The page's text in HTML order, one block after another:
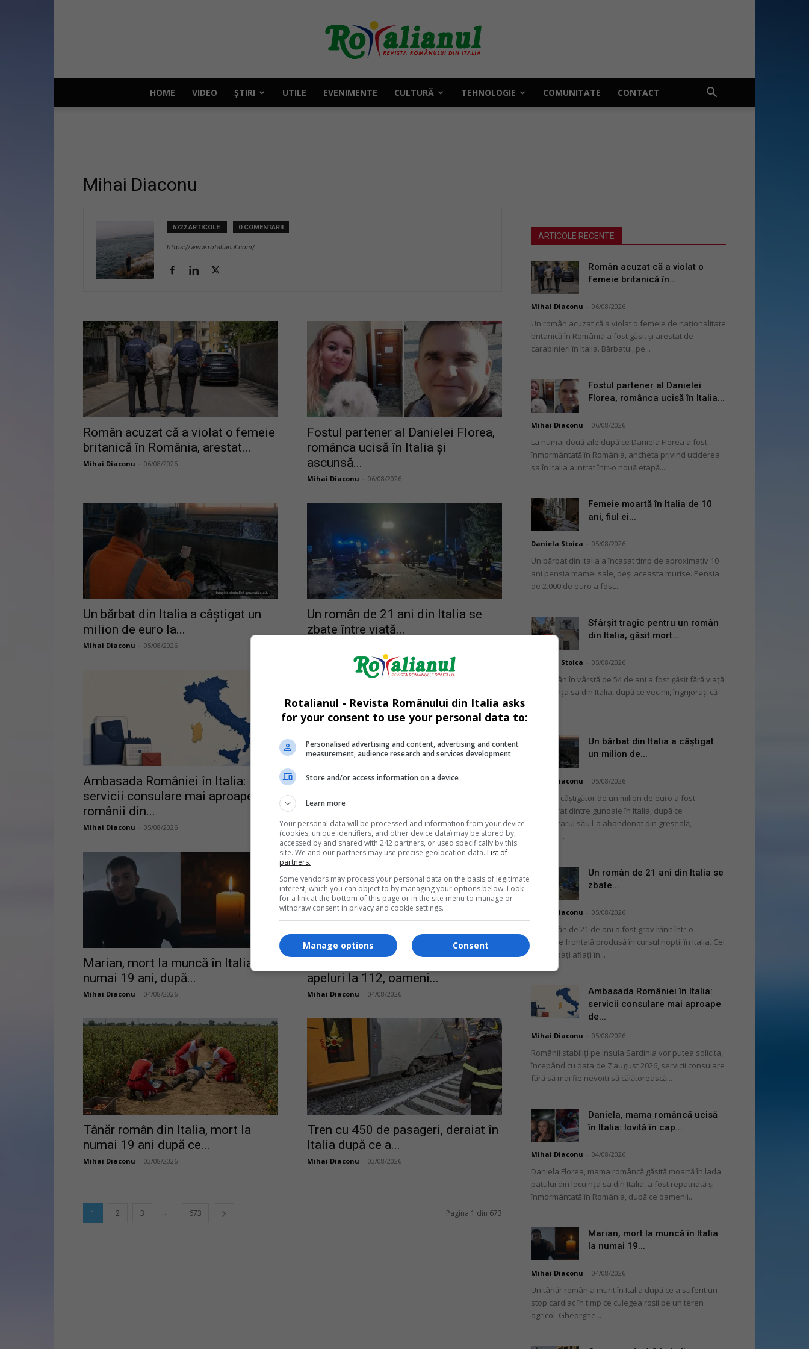
Rotalianul
românului
din
HOME VIDEO ȘTIRI UTILE EVENIMENTE CULTURĂ TEHNOLOGIE COMUNITATE CONTACT
Mihai Diaconu
6722 ARTICOLE 0 COMENTARII
https://www.rotalianul.com/
Român acuzat că a violat o femeie
britanică în România, arestat...
Mihai Diaconu 06/08/2026
Fostul partener al Danielei Florea,
românca ucisă în Italia și
ascunsă...
Mihai Diaconu 06/08/2026
Un bărbat din Italia a câștigat un
milion de euro la...
Mihai Diaconu 05/08/2026
Un român de 21 ani din Italia se
zbate între viață...
Ambasada României în Italia:
servicii consulare mai aproape de
românii din...
Mihai Diaconu 05/08/2026
Daniela, mama româncă ucisă în
Marian, mort la muncă în Italia la
numai 19 ani, după...
Mihai Diaconu 04/08/2026
apeluri la 112, oameni...
Mihai Diaconu 04/08/2026
Tânăr român din Italia, mort la
numai 19 ani după ce...
Mihai Diaconu 03/08/2026
Tren cu 450 de pasageri, deraiat în
Italia după ce a...
Mihai Diaconu 03/08/2026
1 2 3 ... 673 Pagina 1 din 673
ARTICOLE RECENTE
Român acuzat că a violat o
femeie britanică în...
Mihai Diaconu 06/08/2026
Un român acuzat că a violat o femeie de naționalitate
britanică în România a fost găsit și arestat de
carabinieri în Italia. Bărbatul, pe...
Fostul partener al Danielei
Florea, românca ucisă în Italia...
Mihai Diaconu 06/08/2026
La numai două zile după ce Daniela Florea a fost
înmormântată în România, ancheta privind uciderea
sa în Italia a intrat într-o nouă etapă....
Femeie moartă în Italia de 10
ani, fiul ei...
Daniela Stoica 05/08/2026
Un bărbat din Italia a încasat timp de aproximativ 10
ani pensia mamei sale, deși aceasta murise. Pensia
de 2.000 de euro a fost...
Sfârșit tragic pentru un român
din Italia, găsit mort...
Daniela Stoica 05/08/2026
Un român în vârstă de 54 de ani a fost găsit fără viață
în locuința sa din Italia, după ce vecinii, îngrijorați că
Un bărbat din Italia a câștigat
un milion de...
Mihai Diaconu 05/08/2026
Un bilet câștigător de un milion de euro a fost
recuperat dintre gunoaie în Italia, după ce
proprietarul său l-a abandonat din greșeală,
convins...
Un român de 21 ani din Italia se
zbate...
Mihai Diaconu 05/08/2026
Un român de 21 de ani a fost grav rănit într-o
coliziune frontală produsă în cursul nopții în Italia. Cei
doi bărbați aflați în...
Ambasada României în Italia:
servicii consulare mai aproape
de...
Mihai Diaconu 05/08/2026
Românii stabiliți pe insula Sardinia vor putea solicita,
începând cu data de 7 august 2026, servicii consulare
fără să mai fie nevoiți să călătorească...
Daniela, mama româncă ucisă
în Italia: lovită în cap...
Mihai Diaconu 04/08/2026
Daniela Florea, mama româncă găsită moartă în lada
patului din locuința sa din Italia, a fost repatriată și
înmormântată în România, după ce oamenii...
Marian, mort la muncă în Italia
la numai 19...
Mihai Diaconu 04/08/2026
Un tânăr român a murit în Italia după ce a suferit un
stop cardiac în timp ce culegea roșii pe un teren
agricol. Gheorghe...
Rotalianul - Revista Românului din Italia asks
for your consent to use your personal data to:
Personalised advertising and content, advertising and content
measurement, audience research and services development
Store and/or access information on a device
Learn more
Your personal data will be processed and information from your device
(cookies, unique identifiers, and other device data) may be stored by,
accessed by and shared with 242 partners, or used specifically by this
site. We and our partners may use precise geolocation data. List of
partners.
Some vendors may process your personal data on the basis of legitimate
interest, which you can object to by managing your options below. Look
for a link at the bottom of this page or in the site menu to manage or
withdraw consent in privacy and cookie settings.
Consent
Manage options